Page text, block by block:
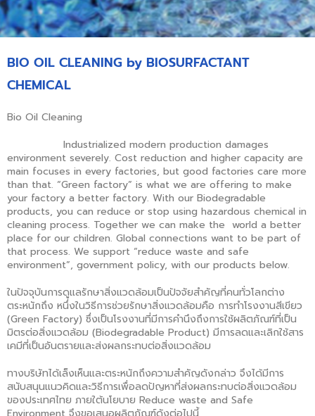
BIO OIL CLEANING by BIOSURFACTANT
CHEMICAL
Bio Oil Cleaning
Industrialized modern production damages
environment severely. Cost reduction and higher capacity are
main focuses in every factories, but good factories care more
than that. “Green factory” is what we are offering to make
your factory a better factory. With our Biodegradable
products, you can reduce or stop using hazardous chemical in
cleaning process. Together we can make the world a better
place for our children. Global connections want to be part of
that process. We support “reduce waste and safe
environment”, government policy, with our products below.
ในปัจจุบันการดูแลรักษาสิ่งแวดล้อมเป็นปัจจัยสำคัญที่คนทั่วโลกต่าง
ตระหนักถึง หนึ่งในวิธีการช่วยรักษาสิ่งแวดล้อมคือ การทำโรงงานสีเขียว
(Green Factory) ซึ่งเป็นโรงงานที่มีการคำนึงถึงการใช้ผลิตภัณฑ์ที่เป็น
มิตรต่อสิ่งแวดล้อม (Biodegradable Product) มีการลดและเลิกใช้สาร
เคมีที่เป็นอันตรายและส่งผลกระทบต่อสิ่งแวดล้อม
ทางบริษัทได้เล็งเห็นและตระหนักถึงความสำคัญดังกล่าว จึงได้มีการ
สนับสนุนแนวคิดและวิธีการเพื่อลดปัญหาที่ส่งผลกระทบต่อสิ่งแวดล้อม
ของประเทศไทย ภายใต้นโยบาย Reduce waste and Safe